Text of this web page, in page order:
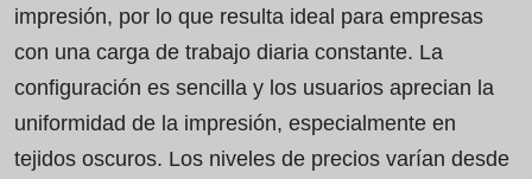
impresión, por lo que resulta ideal para empresas
con una carga de trabajo diaria constante. La
configuración es sencilla y los usuarios aprecian la
uniformidad de la impresión, especialmente en
tejidos oscuros. Los niveles de precios varían desde